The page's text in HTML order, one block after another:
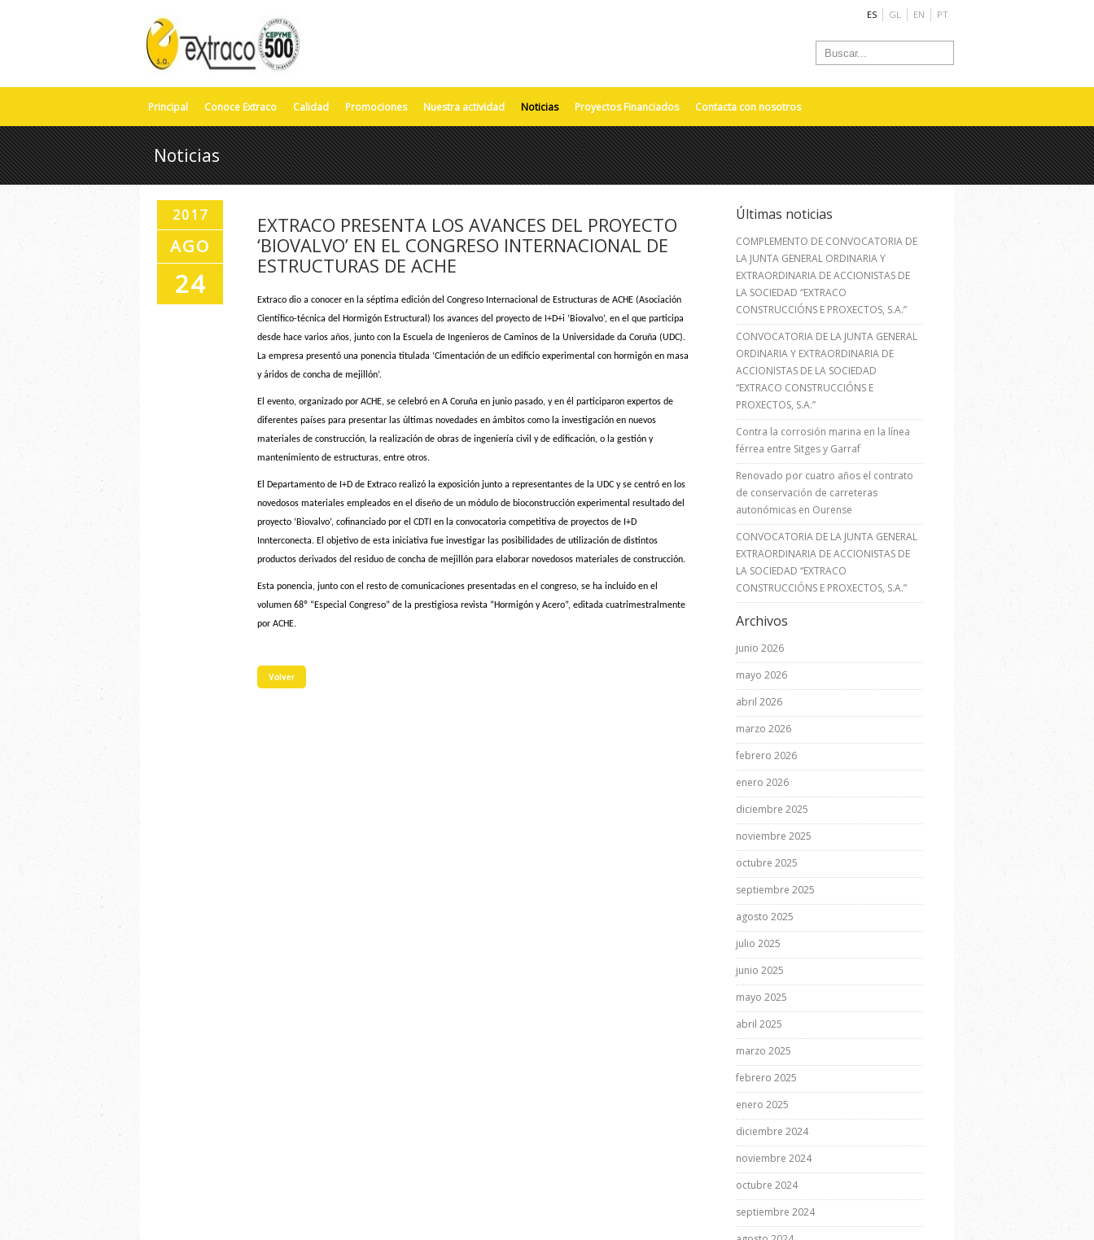
ES GL EN PT
Principal Conoce Extraco Calidad Promociones Nuestra actividad Noticias Proyectos Financiados Contacta con nosotros
Noticias
2017
AGO
24
EXTRACO PRESENTA LOS AVANCES DEL PROYECTO
‘BIOVALVO’ EN EL CONGRESO INTERNACIONAL DE
ESTRUCTURAS DE ACHE
Extraco dio a conocer en la séptima edición del Congreso Internacional de Estructuras de ACHE (Asociación
Científico-técnica del Hormigón Estructural) los avances del proyecto de I+D+i ‘Biovalvo’, en el que participa
desde hace varios años, junto con la Escuela de Ingenieros de Caminos de la Universidade da Coruña (UDC).
La empresa presentó una ponencia titulada ‘Cimentación de un edificio experimental con hormigón en masa
y áridos de concha de mejillón’.
El evento, organizado por ACHE, se celebró en A Coruña en junio pasado, y en él participaron expertos de
diferentes países para presentar las últimas novedades en ámbitos como la investigación en nuevos
materiales de construcción, la realización de obras de ingeniería civil y de edificación, o la gestión y
mantenimiento de estructuras, entre otros.
El Departamento de I+D de Extraco realizó la exposición junto a representantes de la UDC y se centró en los
novedosos materiales empleados en el diseño de un módulo de bioconstrucción experimental resultado del
proyecto ‘Biovalvo’, cofinanciado por el CDTI en la convocatoria competitiva de proyectos de I+D
Innterconecta. El objetivo de esta iniciativa fue investigar las posibilidades de utilización de distintos
productos derivados del residuo de concha de mejillón para elaborar novedosos materiales de construcción.
Esta ponencia, junto con el resto de comunicaciones presentadas en el congreso, se ha incluido en el
volumen 68º “Especial Congreso” de la prestigiosa revista “Hormigón y Acero”, editada cuatrimestralmente
por ACHE.
Volver
Últimas noticias
COMPLEMENTO DE CONVOCATORIA DE
LA JUNTA GENERAL ORDINARIA Y
EXTRAORDINARIA DE ACCIONISTAS DE
LA SOCIEDAD “EXTRACO
CONSTRUCCIÓNS E PROXECTOS, S.A.”
CONVOCATORIA DE LA JUNTA GENERAL
ORDINARIA Y EXTRAORDINARIA DE
ACCIONISTAS DE LA SOCIEDAD
“EXTRACO CONSTRUCCIÓNS E
PROXECTOS, S.A.”
Contra la corrosión marina en la línea
férrea entre Sitges y Garraf
Renovado por cuatro años el contrato
de conservación de carreteras
autonómicas en Ourense
CONVOCATORIA DE LA JUNTA GENERAL
EXTRAORDINARIA DE ACCIONISTAS DE
LA SOCIEDAD “EXTRACO
CONSTRUCCIÓNS E PROXECTOS, S.A.”
Archivos
junio 2026
mayo 2026
abril 2026
marzo 2026
febrero 2026
enero 2026
diciembre 2025
noviembre 2025
octubre 2025
septiembre 2025
agosto 2025
julio 2025
junio 2025
mayo 2025
abril 2025
marzo 2025
febrero 2025
enero 2025
diciembre 2024
noviembre 2024
octubre 2024
septiembre 2024